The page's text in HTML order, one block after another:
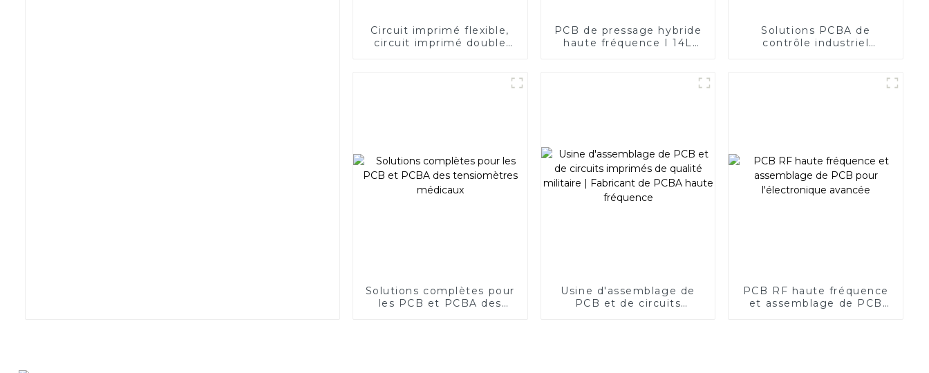
Circuit imprimé flexible,
circuit imprimé double
PCB de pressage hybride
haute fréquence I 14L
Solutions PCBA de
contrôle industriel
Solutions complètes pour
les PCB et PCBA des
Usine d'assemblage de
PCB et de circuits
PCB RF haute fréquence
et assemblage de PCB